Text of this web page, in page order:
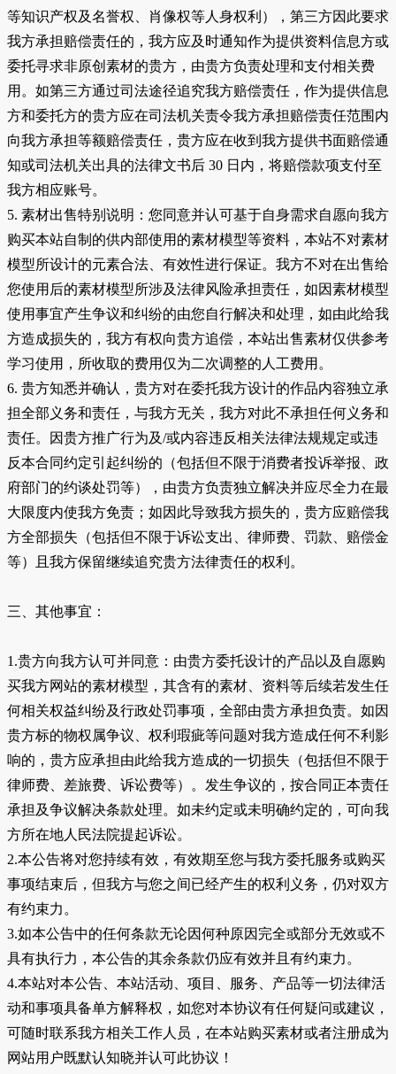
等知识产权及名誉权、肖像权等人身权利），第三方因此要求
我方承担赔偿责任的，我方应及时通知作为提供资料信息方或
委托寻求非原创素材的贵方，由贵方负责处理和支付相关费
用。如第三方通过司法途径追究我方赔偿责任，作为提供信息
方和委托方的贵方应在司法机关责令我方承担赔偿责任范围内
向我方承担等额赔偿责任，贵方应在收到我方提供书面赔偿通
知或司法机关出具的法律文书后 30 日内，将赔偿款项支付至
我方相应账号。
5. 素材出售特别说明：您同意并认可基于自身需求自愿向我方
购买本站自制的供内部使用的素材模型等资料，本站不对素材
模型所设计的元素合法、有效性进行保证。我方不对在出售给
您使用后的素材模型所涉及法律风险承担责任，如因素材模型
使用事宜产生争议和纠纷的由您自行解决和处理，如由此给我
方造成损失的，我方有权向贵方追偿，本站出售素材仅供参考
学习使用，所收取的费用仅为二次调整的人工费用。
6. 贵方知悉并确认，贵方对在委托我方设计的作品内容独立承
担全部义务和责任，与我方无关，我方对此不承担任何义务和
责任。因贵方推广行为及/或内容违反相关法律法规规定或违
反本合同约定引起纠纷的（包括但不限于消费者投诉举报、政
府部门的约谈处罚等），由贵方负责独立解决并应尽全力在最
大限度内使我方免责；如因此导致我方损失的，贵方应赔偿我
方全部损失（包括但不限于诉讼支出、律师费、罚款、赔偿金
等）且我方保留继续追究贵方法律责任的权利。
三、其他事宜：
1.贵方向我方认可并同意：由贵方委托设计的产品以及自愿购
买我方网站的素材模型，其含有的素材、资料等后续若发生任
何相关权益纠纷及行政处罚事项，全部由贵方承担负责。如因
贵方标的物权属争议、权利瑕疵等问题对我方造成任何不利影
响的，贵方应承担由此给我方造成的一切损失（包括但不限于
律师费、差旅费、诉讼费等）。发生争议的，按合同正本责任
承担及争议解决条款处理。如未约定或未明确约定的，可向我
方所在地人民法院提起诉讼。
2.本公告将对您持续有效，有效期至您与我方委托服务或购买
事项结束后，但我方与您之间已经产生的权利义务，仍对双方
有约束力。
3.如本公告中的任何条款无论因何种原因完全或部分无效或不
具有执行力，本公告的其余条款仍应有效并且有约束力。
4.本站对本公告、本站活动、项目、服务、产品等一切法律活
动和事项具备单方解释权，如您对本协议有任何疑问或建议，
可随时联系我方相关工作人员，在本站购买素材或者注册成为
网站用户既默认知晓并认可此协议！